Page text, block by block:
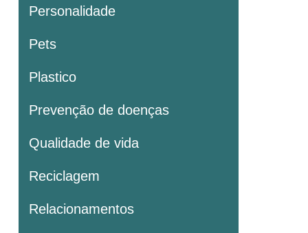
Personalidade
Pets
Plastico
Prevenção de doenças
Qualidade de vida
Reciclagem
Relacionamentos